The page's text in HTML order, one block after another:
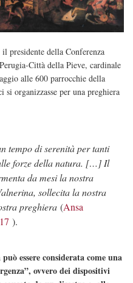
presidente della Conferenza
Città della Pieve, cardinale
alle 600 parrocchie della
si organizzasse per una preghiera
tempo di serenità per tanti
forze della natura. […] Il
da mesi la nostra
sollecita la nostra
preghiera(Ansa
).
essere considerata come una
ovvero dei dispositivi